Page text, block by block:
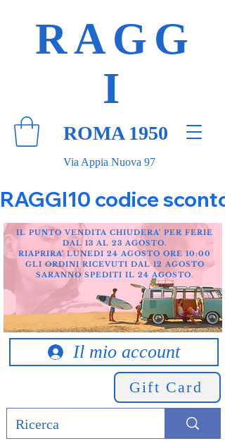
Via Appia Nuova 97
RAGG
I
ROMA 1950
RAGGI10 codice
Il mio account
Gift Card
IL PUNTO VENDITA CHIUDERA' PER FERIE
DAL 13 AL 23 AGOSTO.
RIAPRIRA' LUNEDI 24 AGOSTO ORE 10:00
GLI ORDINI RICEVUTI DAL 12 AGOSTO
SARANNO SPEDITI IL 24 AGOSTO.